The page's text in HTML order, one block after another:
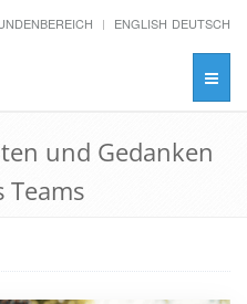
ENGLISH DEUTSCH
und Gedanken
Teams